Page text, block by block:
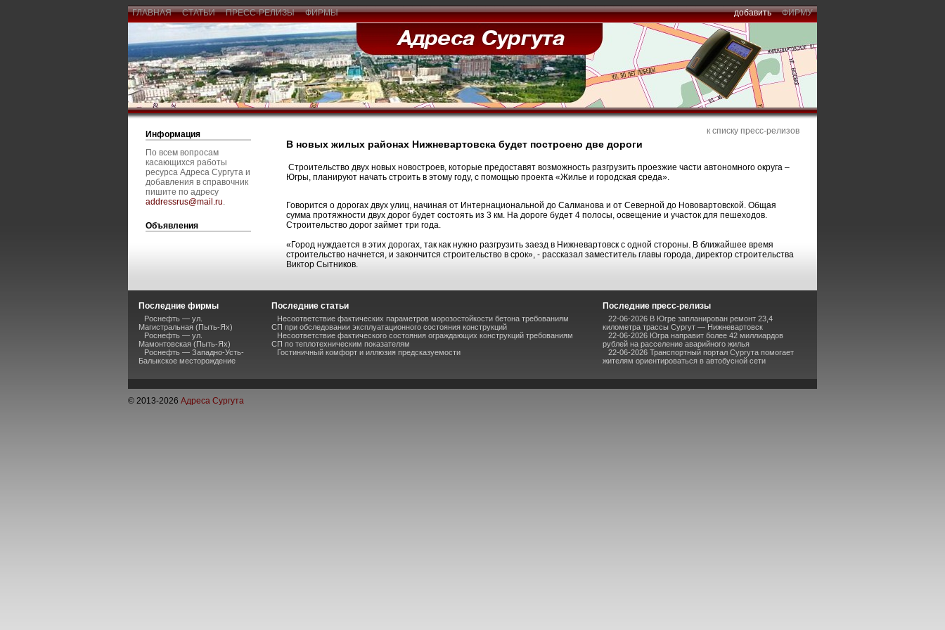
ГЛАВНАЯ СТАТЬИ ПРЕСС-РЕЛИЗЫ ФИРМЫ добавить ФИРМУ
Информация
По всем вопросам
касающихся работы
ресурса Адреса Сургута и
добавления в справочник
пишите по адресу
addressrus@mail.ru.
Объявления
к списку пресс-релизов
В новых жилых районах Нижневартовска будет построено две дороги
Строительство двух новых новостроев, которые предоставят возможность разгрузить проезжие части автономного округа –
Югры, планируют начать строить в этому году, с помощью проекта «Жилье и городская среда».
Говорится о дорогах двух улиц, начиная от Интернациональной до Салманова и от Северной до Нововартовской. Общая
сумма протяжности двух дорог будет состоять из 3 км. На дороге будет 4 полосы, освещение и участок для пешеходов.
Строительство дорог займет три года.
«Город нуждается в этих дорогах, так как нужно разгрузить заезд в Нижневартовск с одной стороны. В ближайшее время
строительство начнется, и закончится строительство в срок», - рассказал заместитель главы города, директор строительства
Виктор Сытников.
Последние фирмы
Роснефть — ул.
Магистральная (Пыть-Ях)
Роснефть — ул.
Мамонтовская (Пыть-Ях)
Роснефть — Западно-Усть-
Балыкское месторождение
Последние статьи
Несоответствие фактических параметров морозостойкости бетона требованиям
СП при обследовании эксплуатационного состояния конструкций
Несоответствие фактического состояния ограждающих конструкций требованиям
СП по теплотехническим показателям
Гостиничный комфорт и иллюзия предсказуемости
Последние пресс-релизы
22-06-2026 В Югре запланирован ремонт 23,4
километра трассы Сургут — Нижневартовск
22-06-2026 Югра направит более 42 миллиардов
рублей на расселение аварийного жилья
22-06-2026 Транспортный портал Сургута помогает
жителям ориентироваться в автобусной сети
© 2013-2026 Адреса Сургута